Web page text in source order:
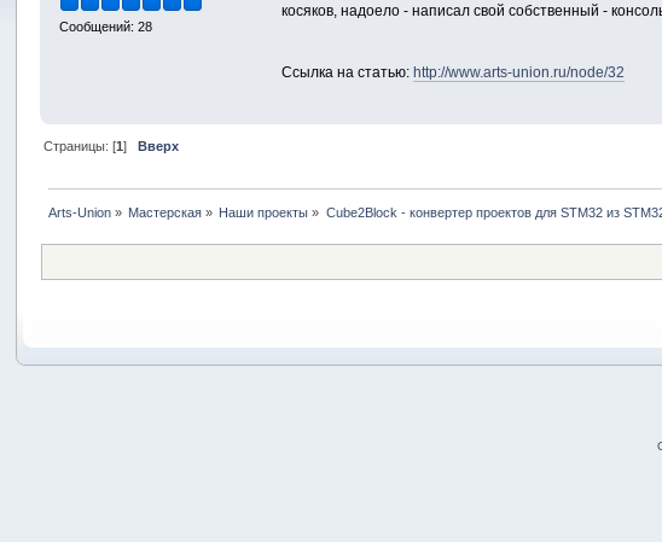
Сообщений: 28
косяков, надоело - написал свой собственный -
Ссылка на статью:http://www.arts-union.ru/node/32
Страницы: [1] Вверх
Arts-Union» Мастерская » Наши проекты » Cube2Block - конвертер проектов для STM32 из